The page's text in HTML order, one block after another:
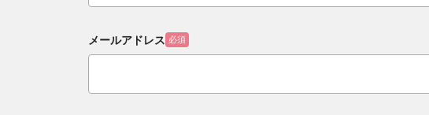
メールアドレス 必須